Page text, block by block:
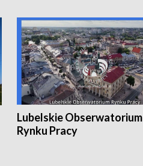
Lubelskie Obserwatorium
Rynku Pracy